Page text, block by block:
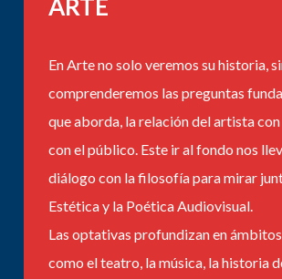
ARTE
En Arte no solo veremos su historia,
comprenderemos las preguntas
que aborda, la relación del artista
con el público. Este ir al fondo nos
diálogo con la filosofía para mirar
Estética y la Poética Audiovisual.
Las optativas profundizan en
como el teatro, la música, la historia